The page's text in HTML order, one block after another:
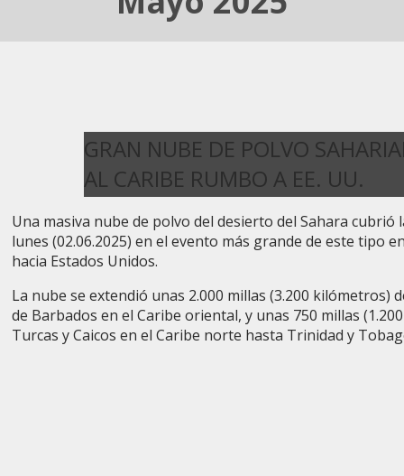
GRAN NUBE DE POLVO
AL CARIBE RUMBO A EE. UU.
Una masiva nube de polvo del desierto del Sahara cubrió
lunes (02.06.2025) en el evento más grande de este tipo
hacia Estados Unidos.
La nube se extendió unas 2.000 millas (3.200 kilómetros)
de Barbados en el Caribe oriental, y unas 750 millas
Turcas y Caicos en el Caribe norte hasta Trinidad y